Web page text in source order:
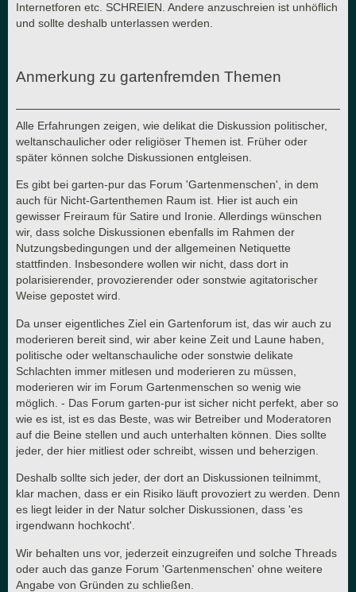
Internetforen etc. SCHREIEN. Andere anzuschreien ist unhöflich
und sollte deshalb unterlassen werden.
Anmerkung zu gartenfremden Themen
Alle Erfahrungen zeigen, wie delikat die Diskussion politischer,
weltanschaulicher oder religiöser Themen ist. Früher oder
später können solche Diskussionen entgleisen.
Es gibt bei garten-pur das Forum 'Gartenmenschen', in dem
auch für Nicht-Gartenthemen Raum ist. Hier ist auch ein
gewisser Freiraum für Satire und Ironie. Allerdings wünschen
wir, dass solche Diskussionen ebenfalls im Rahmen der
Nutzungsbedingungen und der allgemeinen Netiquette
stattfinden. Insbesondere wollen wir nicht, dass dort in
polarisierender, provozierender oder sonstwie agitatorischer
Weise gepostet wird.
Da unser eigentliches Ziel ein Gartenforum ist, das wir auch zu
moderieren bereit sind, wir aber keine Zeit und Laune haben,
politische oder weltanschauliche oder sonstwie delikate
Schlachten immer mitlesen und moderieren zu müssen,
moderieren wir im Forum Gartenmenschen so wenig wie
möglich. - Das Forum garten-pur ist sicher nicht perfekt, aber so
wie es ist, ist es das Beste, was wir Betreiber und Moderatoren
auf die Beine stellen und auch unterhalten können. Dies sollte
jeder, der hier mitliest oder schreibt, wissen und beherzigen.
Deshalb sollte sich jeder, der dort an Diskussionen teilnimmt,
klar machen, dass er ein Risiko läuft provoziert zu werden. Denn
es liegt leider in der Natur solcher Diskussionen, dass 'es
irgendwann hochkocht'.
Wir behalten uns vor, jederzeit einzugreifen und solche Threads
oder auch das ganze Forum 'Gartenmenschen' ohne weitere
Angabe von Gründen zu schließen.